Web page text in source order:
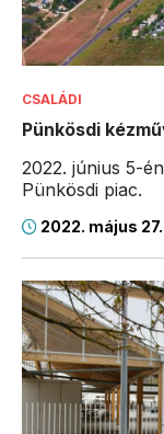
CSALÁDI
Pünkösdi
2022. június 5-
Pünkösdi piac.
2022. május 27.